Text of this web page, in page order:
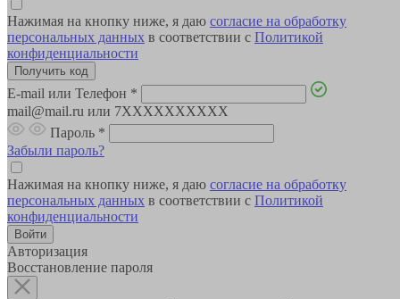
Нажимая на кнопку ниже, я даю согласие на обработку
персональных данных в соответствии с Политикой
конфиденциальности
E-mail или Телефон *
mail@mail.ru или 7XXXXXXXXXX
Пароль *
Забыли пароль?
Нажимая на кнопку ниже, я даю согласие на обработку
персональных данных в соответствии с Политикой
конфиденциальности
Авторизация
Восстановление пароля